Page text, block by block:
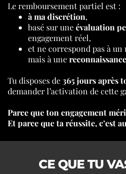
Le remboursement partiel est :
à ma discrétion,
basé sur uneévaluation
engagement réel,
et ne correspond pas à
mais à une
Tu disposes de365 jours après
demander l’activation de cette
Parce que ton engagement
Et parce que ta réussite, c’est
CE QUE TU